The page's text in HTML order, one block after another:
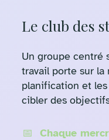
Le club des
Un groupe centré
travail porte sur la
planification et
cibler des
📅 Chaque